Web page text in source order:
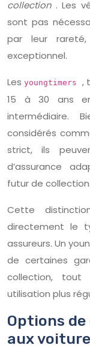
collection . Les
sont pas
par leur
exceptionnel.
Lesyoungtimers ,
15 à 30 ans
intermédiaire.
considérés
strict, ils
d’assurance
futur de collection.
Cette
directement le
assureurs. Un
de certaines
collection, tout
utilisation plus
Options
aux